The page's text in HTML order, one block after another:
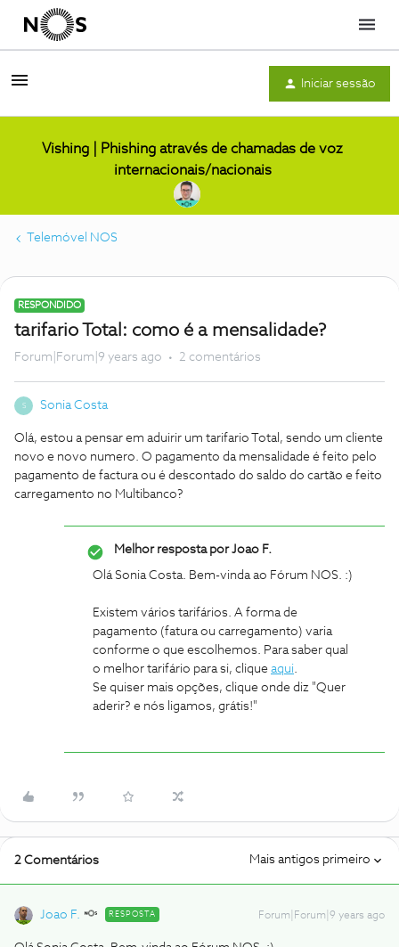
Menu
Iniciar sessão
Vishing | Phishing através de chamadas de voz
internacionais/nacionais
Telemóvel NOS
RESPONDIDO
tarifario Total: como é a mensalidade?
Forum|Forum|9 years ago 2 comentários
S Sonia Costa
Olá, estou a pensar em aduirir um tarifario Total, sendo um cliente
novo e novo numero. O pagamento da mensalidade é feito pelo
pagamento de factura ou é descontado do saldo do cartão e feito
carregamento no Multibanco?
Melhor resposta porJoao F.
Olá Sonia Costa. Bem-vinda ao Fórum NOS. :)
Existem vários tarifários. A forma de
pagamento (fatura ou carregamento) varia
conforme o que escolhemos. Para saber qual
o melhor tarifário para si, clique aqui.
Se quiser mais opções, clique onde diz "Quer
aderir? e nós ligamos, grátis!"
2 Comentários Mais antigos primeiro
Joao F. RESPOSTA Forum|Forum|9 years ago